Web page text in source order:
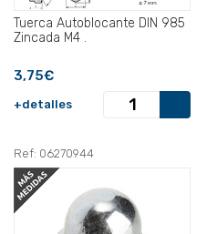
Tuerca Autoblocante DIN 985
Zincada M4 .
3,75€
+detalles
Ref: 06270944